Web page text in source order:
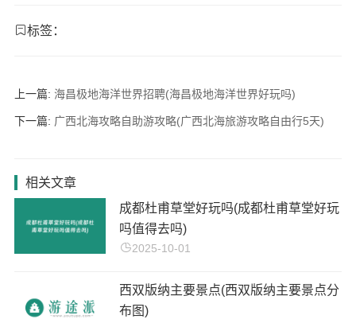
标签：
上一篇: 海昌极地海洋世界招聘(海昌极地海洋世界好玩吗)
下一篇: 广西北海攻略自助游攻略(广西北海旅游攻略自由行5天)
相关文章
成都杜甫草堂好玩吗(成都杜甫草堂好玩
吗值得去吗)
2025-10-01
西双版纳主要景点(西双版纳主要景点分
布图)